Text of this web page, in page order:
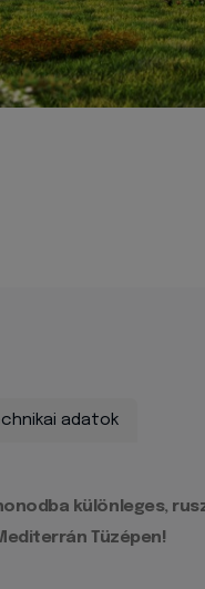
adatok
különleges,
Tüzépen!